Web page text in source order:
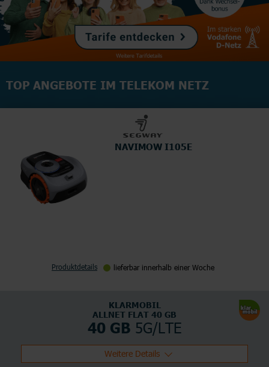
TOP ANGEBOTE IM TELEKOM NETZ
NAVIMOW I105E
Produktdetails lieferbar innerhalb einer Woche
KLARMOBIL
ALLNET FLAT 40 GB
40 GB 5G/LTE
Weitere Details